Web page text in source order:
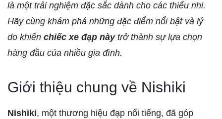
là một trải nghiệm đặc sắc dành cho các thiếu nhi.
Hãy cùng khám phá những đặc điểm nổi bật và lý
do khiến chiếc xe đạp nàytrở thành sự lựa chọn
hàng đầu của nhiều gia đình.
Giới thiệu chung về Nishiki
Nishiki, một thương hiệu đạp nổi tiếng, đã góp